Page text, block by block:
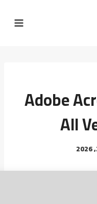
Adobe
All